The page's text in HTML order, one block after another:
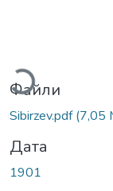
Файли
Sibirzev.pdf(7,05
Дата
1901